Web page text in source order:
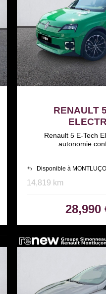
RENAULT
Renault 5 E-Tech
autonomie
Disponible à
14,819 km